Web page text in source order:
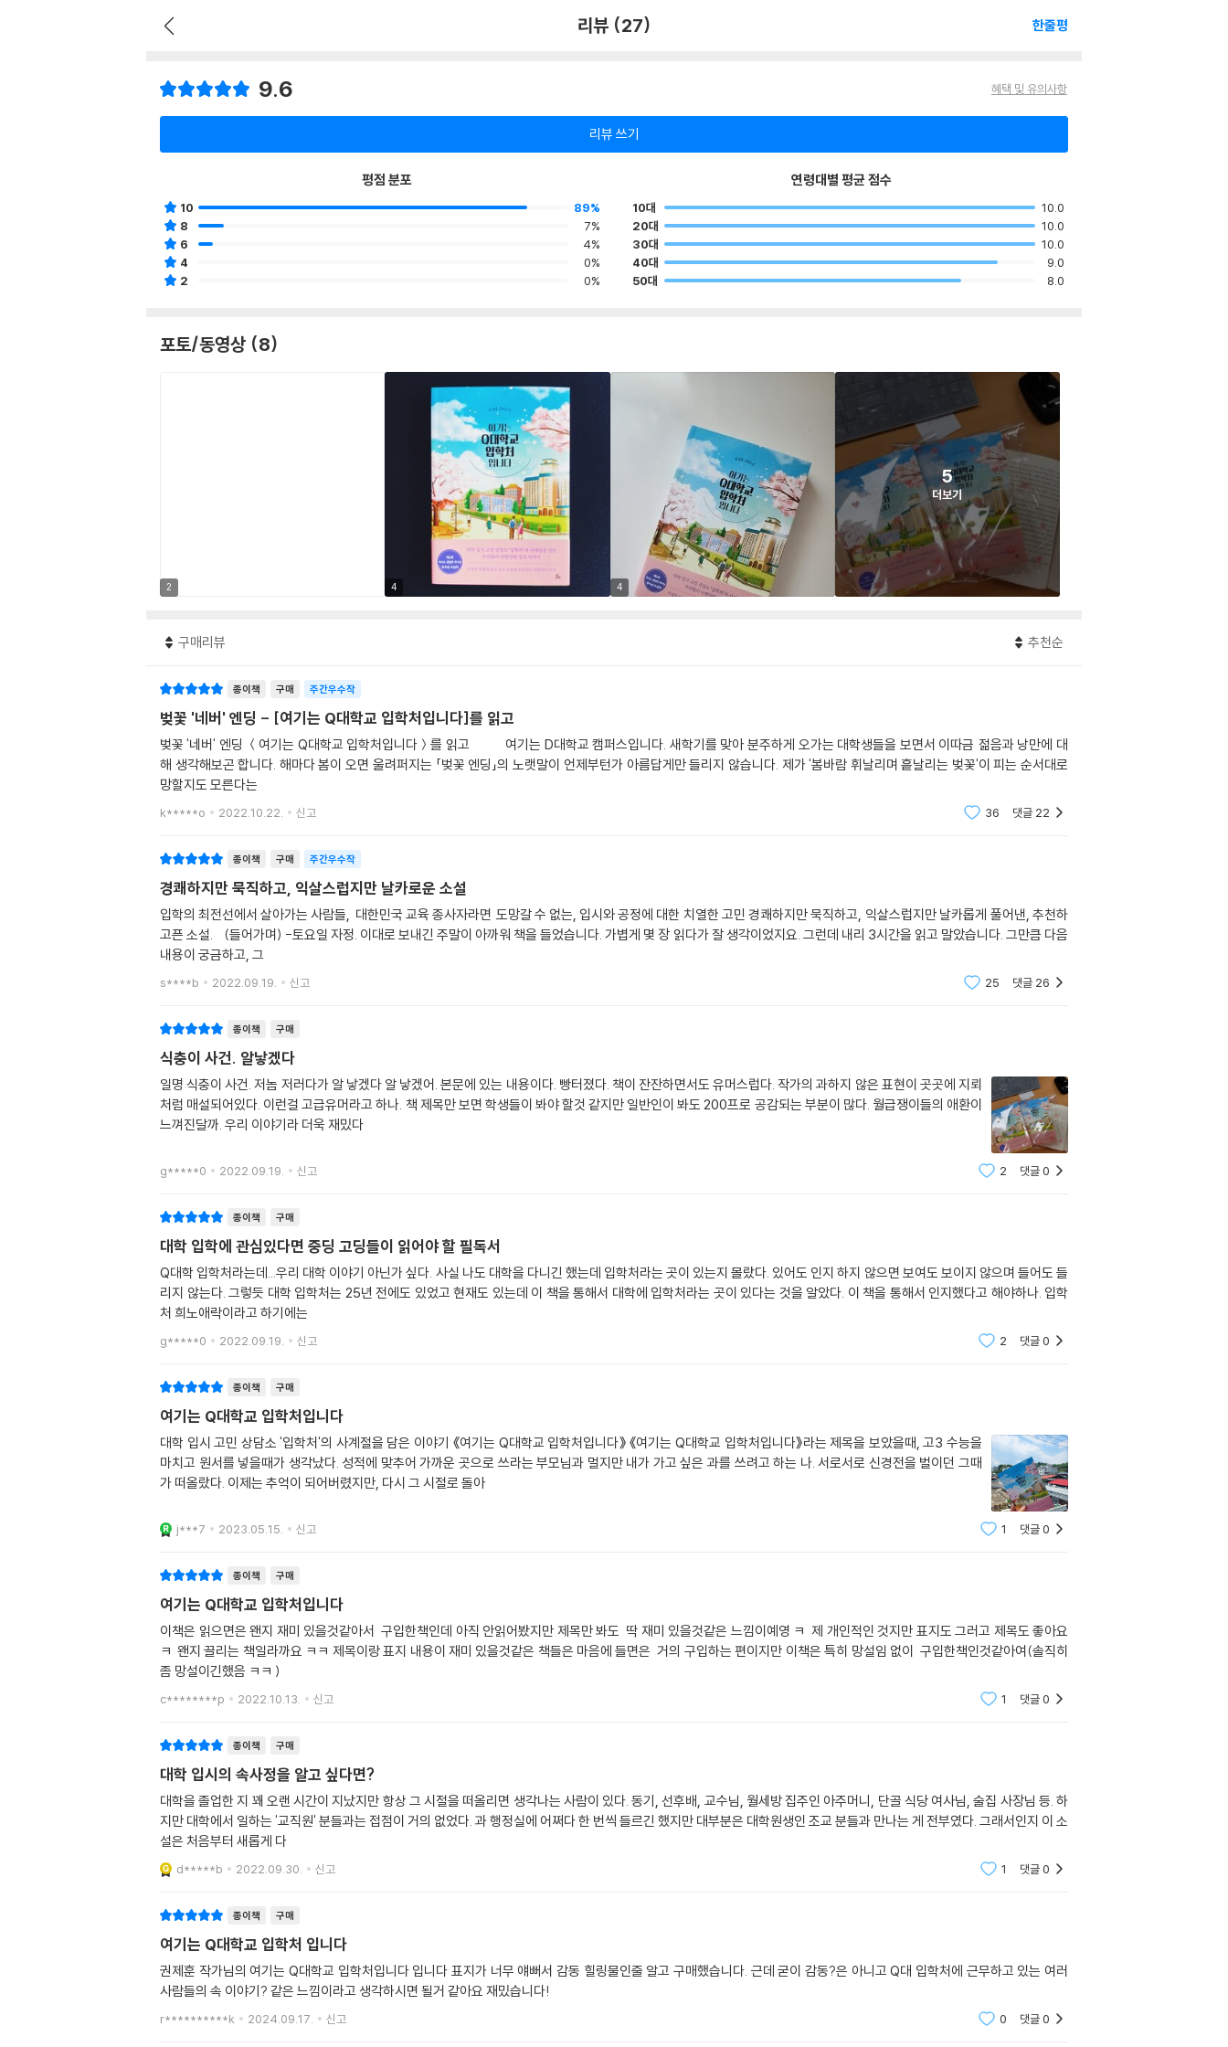
리뷰 (27) 한줄평
9.6 혜택 및 유의사항
리뷰 쓰기
평점 분포
10
89%
8
7%
6
4%
4
0%
2
0%
연령대별 평균 점수
10대
10.0
20대
10.0
30대
10.0
40대
9.0
50대
8.0
포토/동영상 (8)
2 4 4
5
더보기
구매리뷰 추천순
종이책 구매 주간우수작
벚꽃 '네버' 엔딩 - [여기는 Q대학교 입학처입니다]를 읽고
벚꽃 '네버' 엔딩 ＜여기는 Q대학교 입학처입니다＞를 읽고 여기는 D대학교 캠퍼스입니다. 새학기를 맞아 분주하게 오가는 대학생들을 보면서 이따금 젊음과 낭만에 대
해 생각해보곤 합니다. 해마다 봄이 오면 울려퍼지는 「벚꽃 엔딩」의 노랫말이 언제부턴가 아름답게만 들리지 않습니다. 제가 '봄바람 휘날리며 흩날리는 벚꽃'이 피는 순서대로
망할지도 모른다는
k*****o 2022.10.22. 신고 36 댓글 22
종이책 구매 주간우수작
경쾌하지만 묵직하고, 익살스럽지만 날카로운 소설
입학의 최전선에서 살아가는 사람들, 대한민국 교육 종사자라면 도망갈 수 없는, 입시와 공정에 대한 치열한 고민 경쾌하지만 묵직하고, 익살스럽지만 날카롭게 풀어낸, 추천하
고픈 소설. (들어가며) -토요일 자정. 이대로 보내긴 주말이 아까워 책을 들었습니다. 가볍게 몇 장 읽다가 잘 생각이었지요. 그런데 내리 3시간을 읽고 말았습니다. 그만큼 다음
내용이 궁금하고, 그
s****b 2022.09.19. 신고 25 댓글 26
종이책 구매
식충이 사건. 알낳겠다
일명 식충이 사건. 저놈 저러다가 알 낳겠다 알 낳겠어. 본문에 있는 내용이다. 빵터졌다. 책이 잔잔하면서도 유머스럽다. 작가의 과하지 않은 표현이 곳곳에 지뢰
처럼 매설되어있다. 이런걸 고급유머라고 하나. 책 제목만 보면 학생들이 봐야 할것 같지만 일반인이 봐도 200프로 공감되는 부분이 많다. 월급쟁이들의 애환이
느껴진달까. 우리 이야기라 더욱 재밌다
g*****0 2022.09.19. 신고 2 댓글0
종이책 구매
대학 입학에 관심있다면 중딩 고딩들이 읽어야 할 필독서
Q대학 입학처라는데...우리 대학 이야기 아닌가 싶다. 사실 나도 대학을 다니긴 했는데 입학처라는 곳이 있는지 몰랐다. 있어도 인지 하지 않으면 보여도 보이지 않으며 들어도 들
리지 않는다. 그렇듯 대학 입학처는 25년 전에도 있었고 현재도 있는데 이 책을 통해서 대학에 입학처라는 곳이 있다는 것을 알았다. 이 책을 통해서 인지했다고 해야하나. 입학
처 희노애락이라고 하기에는
g*****0 2022.09.19. 신고 2 댓글0
종이책 구매
여기는 Q대학교 입학처입니다
대학 입시 고민 상담소 '입학처'의 사계절을 담은 이야기 《여기는 Q대학교 입학처입니다》 《여기는 Q대학교 입학처입니다》라는 제목을 보았을때, 고3 수능을
마치고 원서를 넣을때가 생각났다. 성적에 맞추어 가까운 곳으로 쓰라는 부모님과 멀지만 내가 가고 싶은 과를 쓰려고 하는 나. 서로서로 신경전을 벌이던 그때
가 떠올랐다. 이제는 추억이 되어버렸지만, 다시 그 시절로 돌아
j***7 2023.05.15. 신고 1 댓글0
종이책 구매
여기는 Q대학교 입학처입니다
이책은 읽으면은 왠지 재미 있을것같아서 구입한책인데 아직 안읽어봤지만 제목만 봐도 딱 재미 있을것같은 느낌이예영 ㅋ 제 개인적인 것지만 표지도 그러고 제목도 좋아요
ㅋ 왠지 끌리는 책일라까요 ㅋㅋ 제목이랑 표지 내용이 재미 있을것같은 책들은 마음에 들면은 거의 구입하는 편이지만 이책은 특히 망설임 없이 구입한책인것같아여(솔직히
좀 망설이긴했음 ㅋㅋ )
c********p 2022.10.13. 신고 1 댓글0
종이책 구매
대학 입시의 속사정을 알고 싶다면?
대학을 졸업한 지 꽤 오랜 시간이 지났지만 항상 그 시절을 떠올리면 생각나는 사람이 있다. 동기, 선후배, 교수님, 월세방 집주인 아주머니, 단골 식당 여사님, 술집 사장님 등. 하
지만 대학에서 일하는 '교직원' 분들과는 접점이 거의 없었다. 과 행정실에 어쩌다 한 번씩 들르긴 했지만 대부분은 대학원생인 조교 분들과 만나는 게 전부였다. 그래서인지 이 소
설은 처음부터 새롭게 다
d*****b 2022.09.30. 신고 1 댓글0
종이책 구매
여기는 Q대학교 입학처 입니다
권제훈 작가님의 여기는 Q대학교 입학처입니다 입니다 표지가 너무 얘뻐서 감동 힐링물인줄 알고 구매했습니다. 근데 굳이 감동?은 아니고 Q대 입학처에 근무하고 있는 여러
사람들의 속 이야기? 같은 느낌이라고 생각하시면 될거 같아요 재밌습니다!
r**********k 2024.09.17. 신고 0 댓글0